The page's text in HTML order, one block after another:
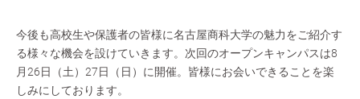
今後も高校生や保護者の皆様に名古屋商科大学の魅力をご紹介す
る様々な機会を設けていきます。次回のオープンキャンパスは8
月26日（土）27日（日）に開催。皆様にお会いできることを楽
しみにしております。